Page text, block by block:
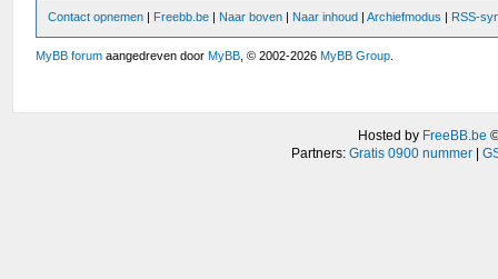
Contact opnemen | Freebb.be | Naar boven | Naar inhoud |Archiefmodus | RSS-
MyBB forum aangedreven doorMyBB , © 2002-2026MyBB Group
Hosted by FreeBB.be
Partners: Gratis 0900 nummer|